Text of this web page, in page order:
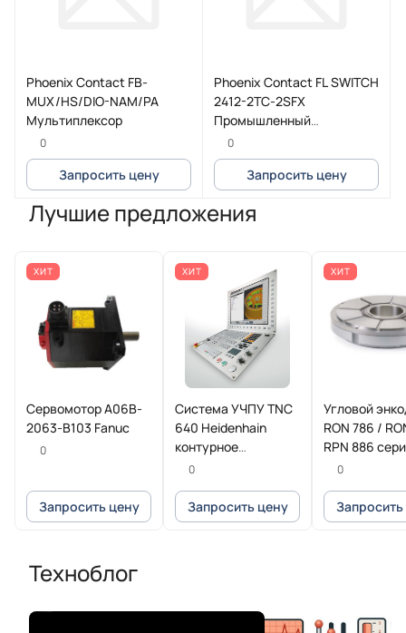
Phoenix Contact FB-
MUX/HS/DIO-NAM/PA
Мультиплексор
0
Запросить цену
Phoenix Contact FL SWITCH
2412-2TC-2SFX
Промышленный
коммутатор
0
Запросить цену
Лучшие предложения
ХИТ
Сервомотор A06B-
2063-B103 Fanuc
0
Запросить цену
ХИТ
Система УЧПУ TNC
640 Heidenhain
контурное
управление для
фрезерно-токарных
станков
0
Запросить цену
ХИТ
Угловой
RON 786 /
RPN 886
HEIDENHAIN
0
Техноблог